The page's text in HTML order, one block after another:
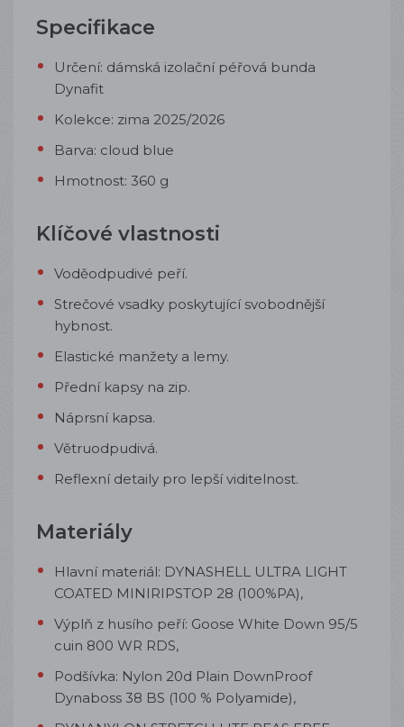
Specifikace
Určení: dámská izolační péřová bunda
Dynafit
Kolekce: zima 2025/2026
Barva: cloud blue
Hmotnost: 360 g
Klíčové vlastnosti
Voděodpudivé peří.
Strečové vsadky poskytující svobodnější
hybnost.
Elastické manžety a lemy.
Přední kapsy na zip.
Náprsní kapsa.
Větruodpudivá.
Reflexní detaily pro lepší viditelnost.
Materiály
Hlavní materiál: DYNASHELL ULTRA LIGHT
COATED MINIRIPSTOP 28 (100%PA),
Výplň z husího peří: Goose White Down 95/5
cuin 800 WR RDS,
Podšívka: Nylon 20d Plain DownProof
Dynaboss 38 BS (100 % Polyamide),